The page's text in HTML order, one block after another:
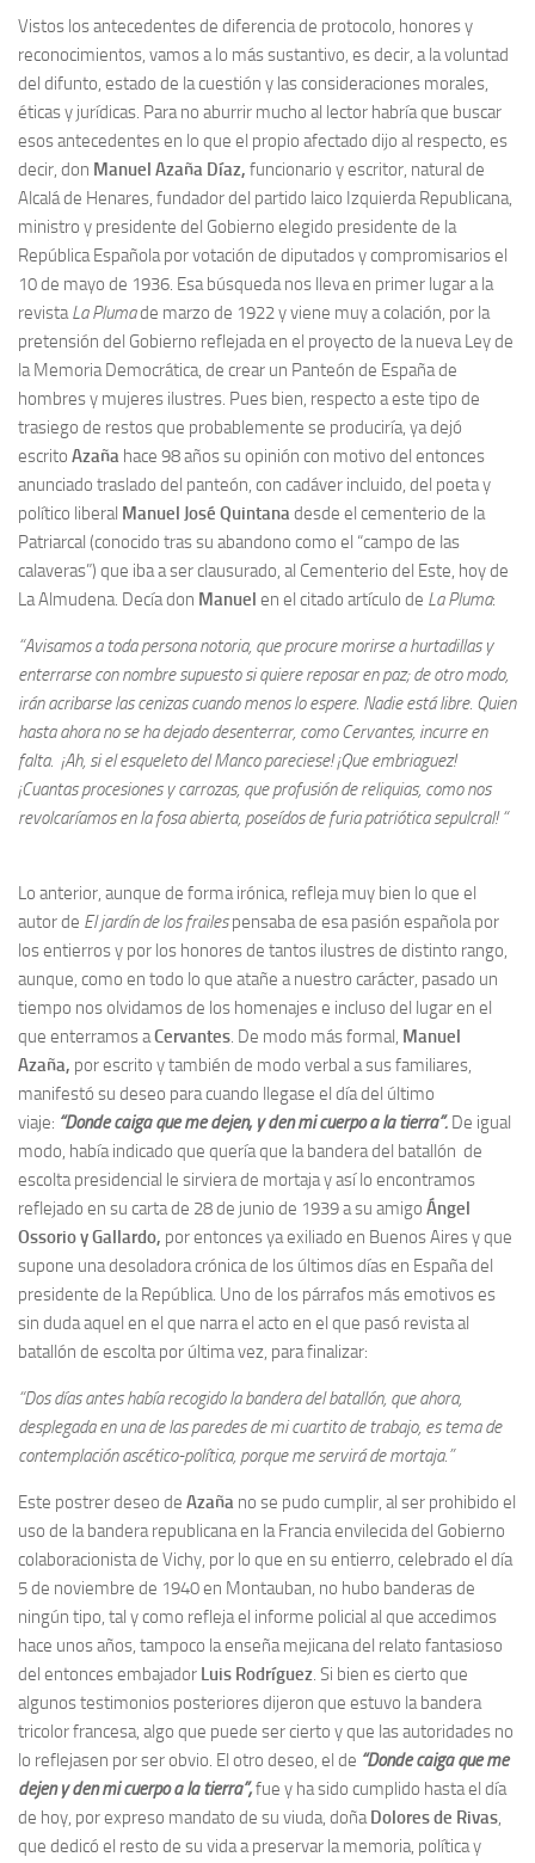
Vistos los antecedentes de diferencia de protocolo, honores y
reconocimientos, vamos a lo más sustantivo, es decir, a la voluntad
del difunto, estado de la cuestión y las consideraciones morales,
éticas y jurídicas. Para no aburrir mucho al lector habría que buscar
esos antecedentes en lo que el propio afectado dijo al respecto, es
decir, don Manuel Azaña Díaz, funcionario y escritor, natural de
Alcalá de Henares, fundador del partido laico Izquierda Republicana,
ministro y presidente del Gobierno elegido presidente de la
República Española por votación de diputados y compromisarios el
10 de mayo de 1936. Esa búsqueda nos lleva en primer lugar a la
revistaLa Plumade marzo de 1922 y viene muy a colación, por la
pretensión del Gobierno reflejada en el proyecto de la nueva Ley de
la Memoria Democrática, de crear un Panteón de España de
hombres y mujeres ilustres. Pues bien, respecto a este tipo de
trasiego de restos que probablemente se produciría, ya dejó
escrito Azaña hace 98 años su opinión con motivo del entonces
anunciado traslado del panteón, con cadáver incluido, del poeta y
político liberal Manuel José Quintanadesde el cementerio de la
Patriarcal (conocido tras su abandono como el “campo de las
calaveras”) que iba a ser clausurado, al Cementerio del Este, hoy de
La Almudena. Decía don Manuel en el citado artículo de La Pluma:
“Avisamos a toda persona notoria, que procure morirse a hurtadillas y
enterrarse con nombre supuesto si quiere reposar en paz; de otro modo,
irán acribarse las cenizas cuando menos lo espere. Nadie está libre. Quien
hasta ahora no se ha dejado desenterrar, como Cervantes, incurre en
falta. ¡Ah, si el esqueleto del Manco pareciese! ¡Que embriaguez!
¡Cuantas procesiones y carrozas, que profusión de reliquias, como nos
revolcaríamos en la fosa abierta, poseídos de furia patriótica sepulcral! “
Lo anterior, aunque de forma irónica, refleja muy bien lo que el
autor de El jardín de los frailespensaba de esa pasión española por
los entierros y por los honores de tantos ilustres de distinto rango,
aunque, como en todo lo que atañe a nuestro carácter, pasado un
tiempo nos olvidamos de los homenajes e incluso del lugar en el
que enterramos aCervantes. De modo más formal, Manuel
Azaña, por escrito y también de modo verbal a sus familiares,
manifestó su deseo para cuando llegase el día del último
viaje: “Donde caiga que me dejen, y den mi cuerpo a la tierra”. De igual
modo, había indicado que quería que la bandera del batallón de
escolta presidencial le sirviera de mortaja y así lo encontramos
reflejado en su carta de 28 de junio de 1939 a su amigo Ángel
Ossorioy Gallardo, por entonces ya exiliado en Buenos Aires y que
supone una desoladora crónica de los últimos días en España del
presidente de la República. Uno de los párrafos más emotivos es
sin duda aquel en el que narra el acto en el que pasó revista al
batallón de escolta por última vez, para finalizar:
“Dos días antes había recogido la bandera del batallón, que ahora,
desplegada en una de las paredes de mi cuartito de trabajo, es tema de
contemplación ascético-política, porque me servirá de mortaja.”
Este postrer deseo de Azaña no se pudo cumplir, al ser prohibido el
uso de la bandera republicana en la Francia envilecida del Gobierno
colaboracionista de Vichy, por lo que en su entierro, celebrado el día
5 de noviembre de 1940 en Montauban, no hubo banderas de
ningún tipo, tal y como refleja el informe policial al que accedimos
hace unos años, tampoco la enseña mejicana del relato fantasioso
del entonces embajador Luis Rodríguez. Si bien es cierto que
algunos testimonios posteriores dijeron que estuvo la bandera
tricolor francesa, algo que puede ser cierto y que las autoridades no
lo reflejasen por ser obvio. El otro deseo, el de “Donde caiga que me
dejen y den mi cuerpo a la tierra”,fue y ha sido cumplido hasta el día
de hoy, por expreso mandato de su viuda, doña Dolores de Rivas,
que dedicó el resto de su vida a preservar la memoria, política y